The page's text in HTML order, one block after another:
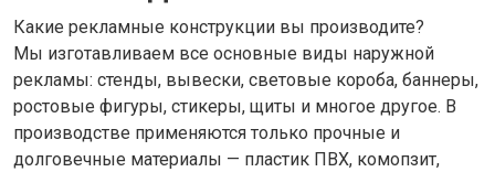
Какие рекламные конструкции вы производите?
Мы изготавливаем все основные виды наружной
рекламы: стенды, вывески, световые короба, баннеры,
ростовые фигуры, стикеры, щиты и многое другое. В
производстве применяются только прочные и
долговечные материалы — пластик ПВХ, комопзит,